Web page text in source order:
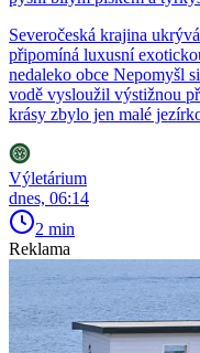
Severočeská krajina
připomíná luxusní
nedaleko obce Nepomyšl
vodě vysloužil výstižnou
krásy zbylo jen malé
Výletárium
dnes, 06:14
2 min
Reklama